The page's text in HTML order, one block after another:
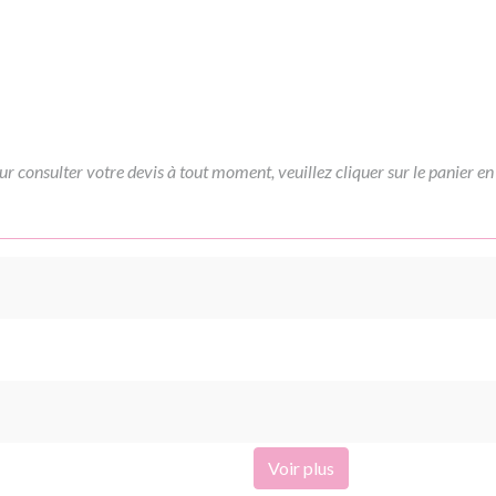
consulter votre devis à tout moment, veuillez cliquer sur le panier en
Voir plus